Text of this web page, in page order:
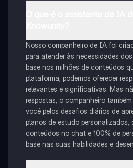
Nosso companheiro de IA foi
para atender às necessidades
base nos milhões de conteúdos
plataforma, podemos oferecer
relevantes e significativas. Mas
respostas, o companheiro
você pelos desafios diários de
planos de estudo personalizados,
conteúdos no chat e 100% de
base nas suas habilidades e